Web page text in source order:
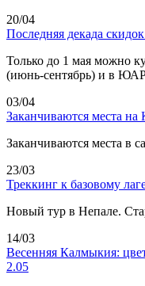
20/04
Последняя декада
Только до 1 мая можно
(июнь-сентябрь) и в ЮАР
03/04
Заканчиваются места
Заканчиваются места в
23/03
Треккинг к базовому
Новый тур в Непале.
14/03
Весенняя Калмыкия:
2.05